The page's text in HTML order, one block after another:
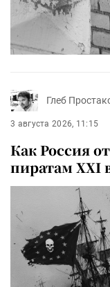
Глеб
3 августа 2026, 11:15
Как Россия
пиратам XXI